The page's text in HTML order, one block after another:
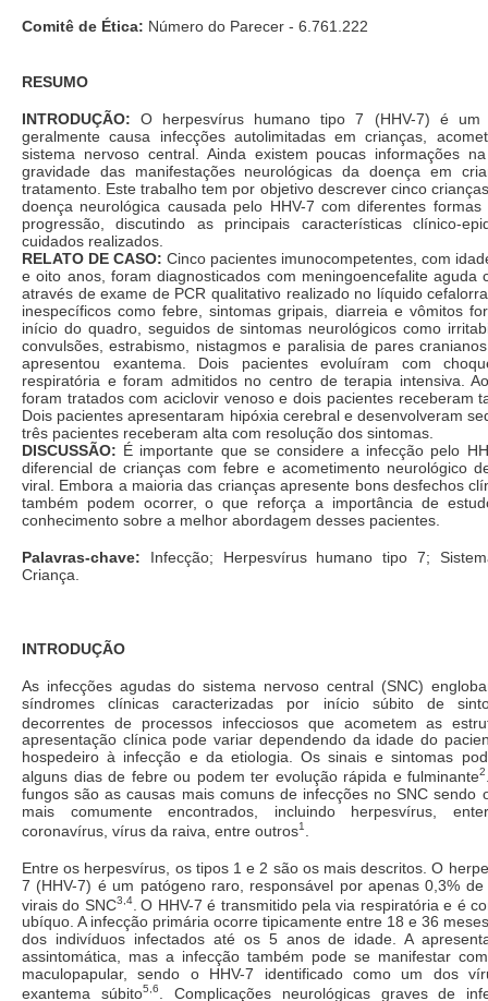
Comitê de Ética: Número do Parecer - 6.761.222
RESUMO
INTRODUÇÃO: O herpesvírus humano tipo 7 (HHV-7) é um
geralmente causa infecções autolimitadas em crianças,
sistema nervoso central. Ainda existem poucas informações
gravidade das manifestações neurológicas da doença em
tratamento. Este trabalho tem por objetivo descrever cinco
doença neurológica causada pelo HHV-7 com diferentes
progressão, discutindo as principais características clínico-
cuidados realizados.
RELATO DE CASO: Cinco pacientes imunocompetentes, com
e oito anos, foram diagnosticados com meningoencefalite aguda
através de exame de PCR qualitativo realizado no líquido
inespecíficos como febre, sintomas gripais, diarreia e vômitos
início do quadro, seguidos de sintomas neurológicos como
convulsões, estrabismo, nistagmos e paralisia de pares
apresentou exantema. Dois pacientes evoluíram com
respiratória e foram admitidos no centro de terapia intensiva.
foram tratados com aciclovir venoso e dois pacientes receberam
Dois pacientes apresentaram hipóxia cerebral e desenvolveram
três pacientes receberam alta com resolução dos sintomas.
DISCUSSÃO: É importante que se considere a infecção pelo
diferencial de crianças com febre e acometimento neurológico
viral. Embora a maioria das crianças apresente bons desfechos
também podem ocorrer, o que reforça a importância de
conhecimento sobre a melhor abordagem desses pacientes.
Palavras-chave: Infecção; Herpesvírus humano tipo 7;
Criança.
INTRODUÇÃO
As infecções agudas do sistema nervoso central (SNC)
síndromes clínicas caracterizadas por início súbito de
decorrentes de processos infecciosos que acometem as
apresentação clínica pode variar dependendo da idade do
hospedeiro à infecção e da etiologia. Os sinais e sintomas
alguns dias de febre ou podem ter evolução rápida e fulminante2
fungos são as causas mais comuns de infecções no SNC sendo
mais comumente encontrados, incluindo herpesvírus,
coronavírus, vírus da raiva, entre outros1
Entre os herpesvírus, os tipos 1 e 2 são os mais descritos. O
7 (HHV-7) é um patógeno raro, responsável por apenas 0,3%
virais do SNC3,4. O HHV-7 é transmitido pela via respiratória e é
ubíquo. A infecção primária ocorre tipicamente entre 18 e 36
dos indivíduos infectados até os 5 anos de idade. A
assintomática, mas a infecção também pode se manifestar
maculopapular, sendo o HHV-7 identificado como um dos
exantema súbito5,6 . Complicações neurológicas graves de